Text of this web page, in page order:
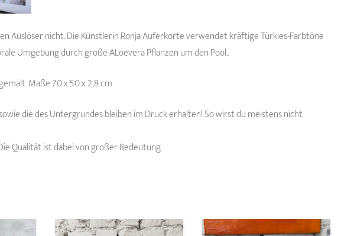
Auslöser nicht. Die Künstlerin Ronja Auferkorte verwendet kräftige Türkies-Farbtöne
Umgebung durch große ALoevera Pflanzen um den Pool..
Maße 70 x 50 x 2,8 cm
die des Untergrundes bleiben im Druck erhalten! So wirst du meistens nicht
Qualität ist dabei von großer Bedeutung.